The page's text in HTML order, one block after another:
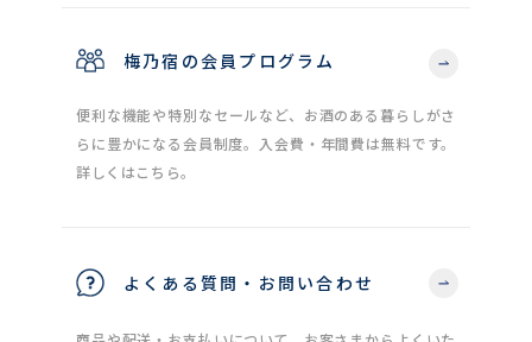
梅乃宿の会員プログラム
便利な機能や特別なセールなど、お酒のある暮らしがさ
らに豊かになる会員制度。入会費・年間費は無料です。
詳しくはこちら。
よくある質問・お問い合わせ